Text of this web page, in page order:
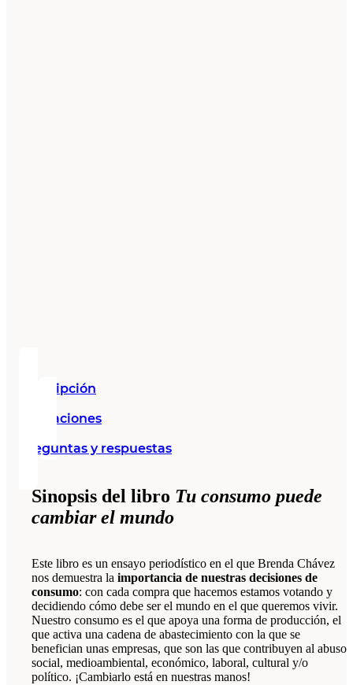
Descripción
Valoraciones
Preguntas y respuestas
Sinopsis del libro Tu consumo puede
cambiar el mundo
Este libro es un ensayo periodístico en el que Brenda Chávez
nos demuestra la importancia de nuestras decisiones de
consumo: con cada compra que hacemos estamos votando y
decidiendo cómo debe ser el mundo en el que queremos vivir.
Nuestro consumo es el que apoya una forma de producción, el
que activa una cadena de abastecimiento con la que se
benefician unas empresas, que son las que contribuyen al abuso
social, medioambiental, económico, laboral, cultural y/o
político. ¡Cambiarlo está en nuestras manos!